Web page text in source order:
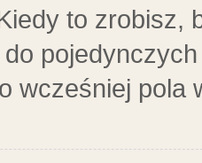
to zrobisz,
do
wcześniej pola